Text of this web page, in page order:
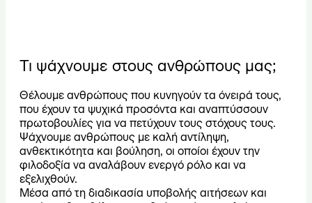
Τι ψάχνουμε στους ανθρώπους μας;
Θέλουμε ανθρώπους που κυνηγούν τα όνειρά τους,
που έχουν τα ψυχικά προσόντα και αναπτύσσουν
πρωτοβουλίες για να πετύχουν τους στόχους τους.
Ψάχνουμε ανθρώπους με καλή αντίληψη,
ανθεκτικότητα και βούληση, οι οποίοι έχουν την
φιλοδοξία να αναλάβουν ενεργό ρόλο και να
εξελιχθούν.
Μέσα από τη διαδικασία υποβολής αιτήσεων και